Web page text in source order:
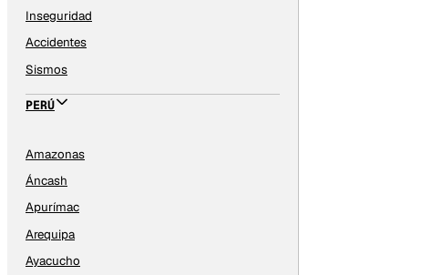
Inseguridad
Accidentes
Sismos
PERÚ
Amazonas
Áncash
Apurímac
Arequipa
Ayacucho